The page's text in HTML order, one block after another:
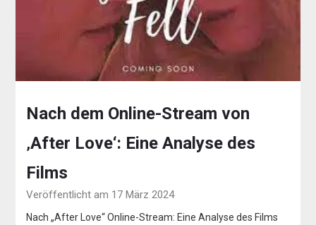
Nach dem Online-Stream von
‚After Love‘: Eine Analyse des
Films
Veröffentlicht am 17 März 2024
Nach „After Love“ Online-Stream: Eine Analyse des Films